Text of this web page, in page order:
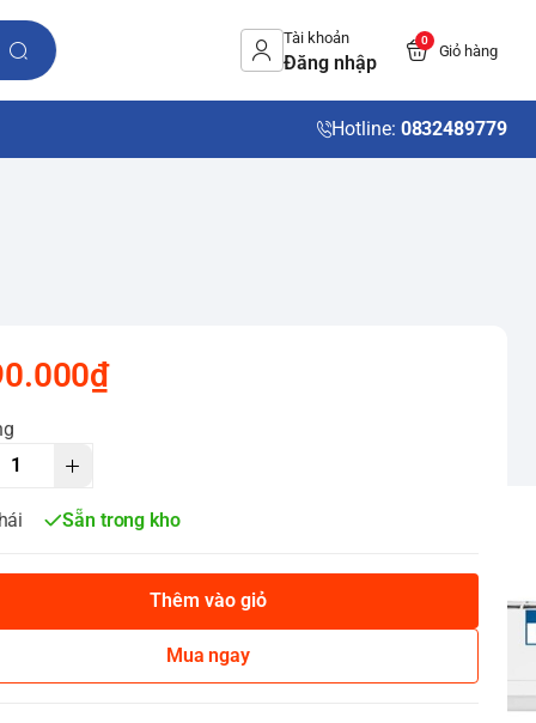
Tài khoản
Đăng nhập
0
Giỏ hàng
Hotline: 0832489779
Sẵn trong kho
Thêm vào giỏ
Mua ngay